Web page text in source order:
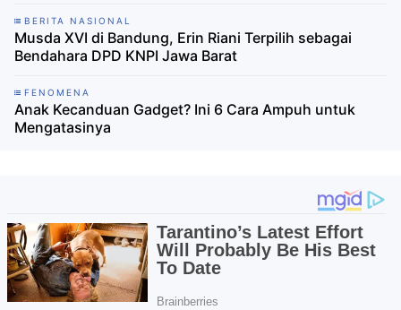
BERITA NASIONAL
Musda XVI di Bandung, Erin Riani Terpilih sebagai
Bendahara DPD KNPI Jawa Barat
FENOMENA
Anak Kecanduan Gadget? Ini 6 Cara Ampuh untuk
Mengatasinya